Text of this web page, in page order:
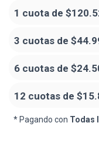
1 cuota de
3 cuotas de
6 cuotas de
12 cuotas de
* Pagando con Todas